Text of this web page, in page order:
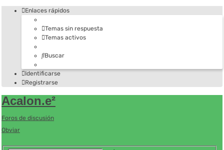
Enlaces rápidos
Temas sin respuesta
Temas activos
Buscar
Identificarse
Registrarse
Acalon.e²
Foros de discusión
Obviar